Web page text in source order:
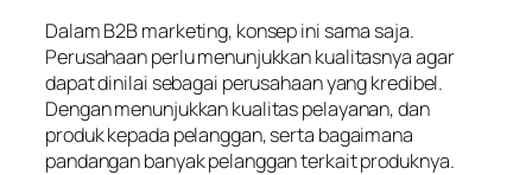
Dalam B2B marketing, konsep ini sama saja.
Perusahaan perlu menunjukkan kualitasnya agar
dapat dinilai sebagai perusahaan yang kredibel.
Dengan menunjukkan kualitas pelayanan, dan
produk kepada pelanggan, serta bagaimana
pandangan banyak pelanggan terkait produknya.